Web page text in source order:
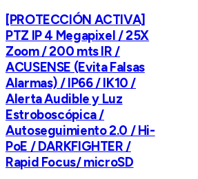
[PROTECCIÓN ACTIVA]
PTZ IP 4 Megapixel / 25X
Zoom / 200 mts IR /
ACUSENSE (Evita Falsas
Alarmas) / IP66 / IK10 /
Alerta Audible y Luz
Estroboscópica /
Autoseguimiento 2.0 / Hi-
PoE / DARKFIGHTER /
Rapid Focus/ microSD